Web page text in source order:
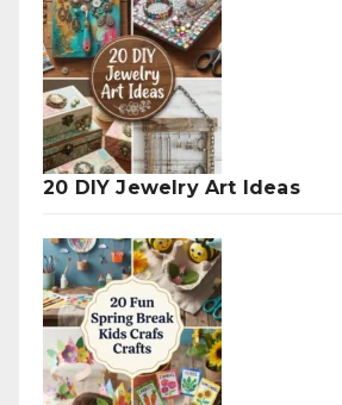
20 DIY Jewelry Art Ideas